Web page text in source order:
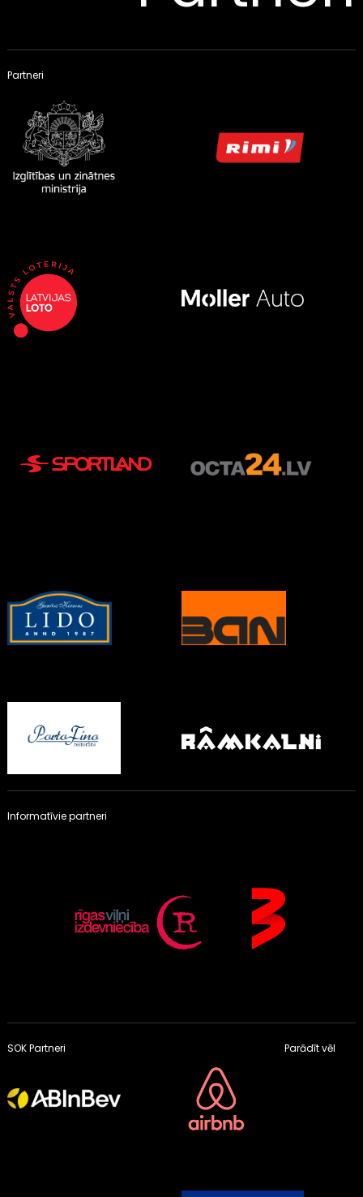
Partneri
Informatīvie partneri
SOK Partneri Parādīt vēl